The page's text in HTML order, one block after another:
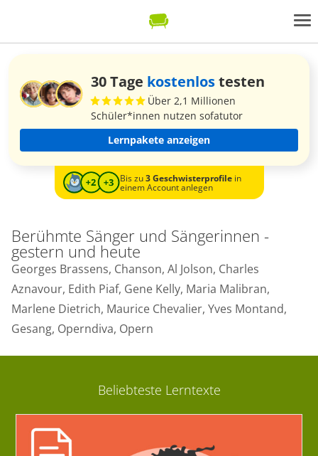
30 Tage kostenlostesten
Über 2,1 Millionen
Schüler*innen nutzen sofatutor
Lernpakete anzeigen
Bis zu3 Geschwisterprofilein
einem Account anlegen
Berühmte Sänger und Sängerinnen -
gestern und heute
Georges Brassens, Chanson, Al Jolson, Charles
Aznavour, Edith Piaf, Gene Kelly, Maria Malibran,
Marlene Dietrich, Maurice Chevalier, Yves Montand,
Gesang, Operndiva, Opern
Beliebteste Lerntexte